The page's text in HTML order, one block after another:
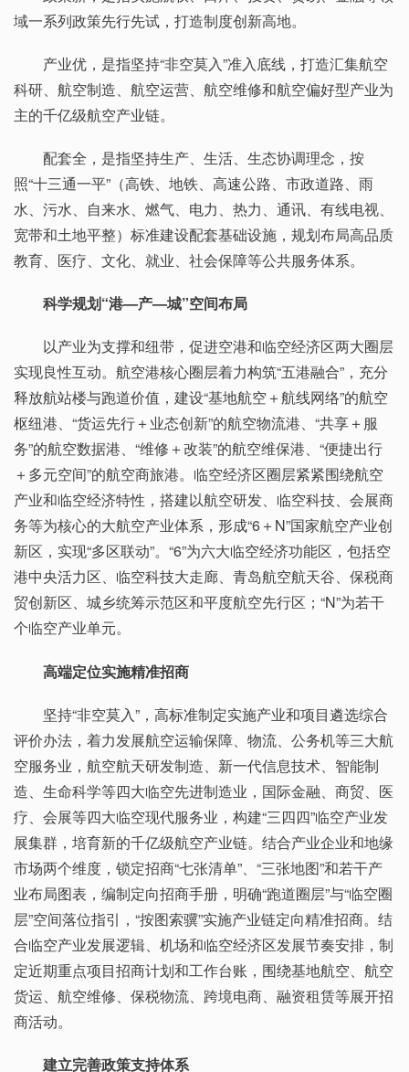
域一系列政策先行先试，打造制度创新高地。
产业优，是指坚持“非空莫入”准入底线，打造汇集航空
科研、航空制造、航空运营、航空维修和航空偏好型产业为
主的千亿级航空产业链。
配套全，是指坚持生产、生活、生态协调理念，按
照“十三通一平”（高铁、地铁、高速公路、市政道路、雨
水、污水、自来水、燃气、电力、热力、通讯、有线电视、
宽带和土地平整）标准建设配套基础设施，规划布局高品质
教育、医疗、文化、就业、社会保障等公共服务体系。
科学规划“港—产—城”空间布局
以产业为支撑和纽带，促进空港和临空经济区两大圈层
实现良性互动。航空港核心圈层着力构筑“五港融合”，充分
释放航站楼与跑道价值，建设“基地航空＋航线网络”的航空
枢纽港、“货运先行＋业态创新”的航空物流港、“共享＋服
务”的航空数据港、“维修＋改装”的航空维保港、“便捷出行
＋多元空间”的航空商旅港。临空经济区圈层紧紧围绕航空
产业和临空经济特性，搭建以航空研发、临空科技、会展商
务等为核心的大航空产业体系，形成“6＋N”国家航空产业创
新区，实现“多区联动”。“6”为六大临空经济功能区，包括空
港中央活力区、临空科技大走廊、青岛航空航天谷、保税商
贸创新区、城乡统筹示范区和平度航空先行区；“N”为若干
个临空产业单元。
高端定位实施精准招商
坚持“非空莫入”，高标准制定实施产业和项目遴选综合
评价办法，着力发展航空运输保障、物流、公务机等三大航
空服务业，航空航天研发制造、新一代信息技术、智能制
造、生命科学等四大临空先进制造业，国际金融、商贸、医
疗、会展等四大临空现代服务业，构建“三四四”临空产业发
展集群，培育新的千亿级航空产业链。结合产业企业和地缘
市场两个维度，锁定招商“七张清单”、“三张地图”和若干产
业布局图表，编制定向招商手册，明确“跑道圈层”与“临空圈
层”空间落位指引，“按图索骥”实施产业链定向精准招商。结
合临空产业发展逻辑、机场和临空经济区发展节奏安排，制
定近期重点项目招商计划和工作台账，围绕基地航空、航空
货运、航空维修、保税物流、跨境电商、融资租赁等展开招
商活动。
建立完善政策支持体系